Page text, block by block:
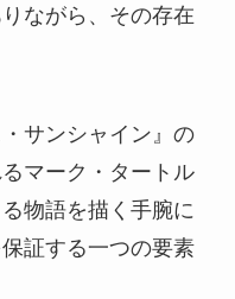
ながら、その存在
サンシャイン』の
マーク・タートル
物語を描く手腕に
証する一つの要素